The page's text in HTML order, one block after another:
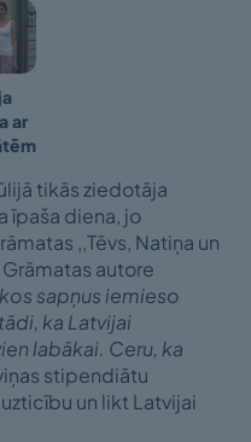
ar
tikās ziedotāja
īpaša diena, jo
,,Tēvs, Natiņa un
autore
sapņus iemieso
ka Latvijai
labākai. Ceru, ka
stipendiātu
un likt Latvijai